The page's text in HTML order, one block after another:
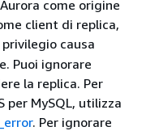
come origine
client di replica,
causa
Puoi ignorare
la replica. Per
per MySQL, utilizza
. Per ignorare